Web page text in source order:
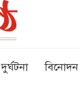
দুর্ঘটনা বিনোদন